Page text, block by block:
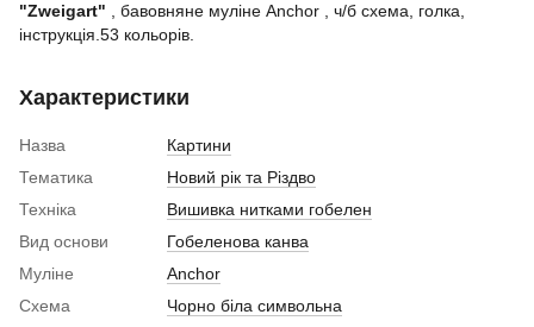
"Zweigart" , бавовняне муліне Anchor , ч/б схема, голка,
інструкція.53 кольорів.
Характеристики
Назва
Картини
Тематика
Новий рік та Різдво
Техніка
Вишивка нитками гобелен
Вид основи
Гобеленова канва
Муліне
Anchor
Схема
Чорно біла символьна